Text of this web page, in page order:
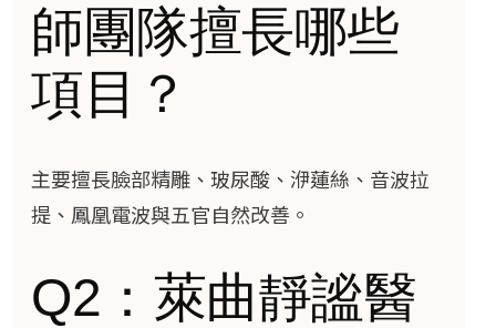
師團隊擅長哪些
項目？
主要擅長臉部精雕、玻尿酸、洢蓮絲、音波拉
提、鳳凰電波與五官自然改善。
Q2：萊曲靜謐醫